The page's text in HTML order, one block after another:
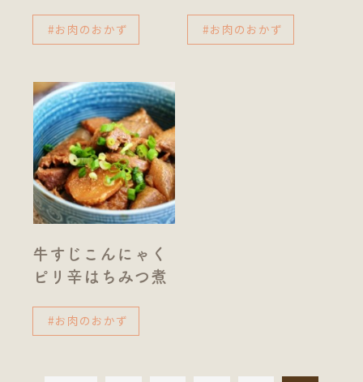
#お肉のおかず #お肉のおかず
牛すじこんにゃく
ピリ辛はちみつ煮
#お肉のおかず